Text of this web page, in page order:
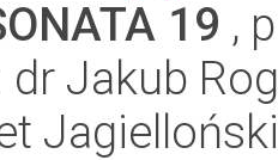
19 ,
dr Jakub